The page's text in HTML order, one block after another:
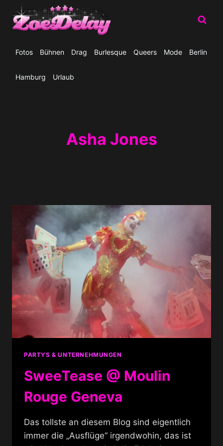
Inhalt
springen
Fotos Bühnen Drag Burlesque Queers Mode Berlin
Hamburg Urlaub
Asha Jones
PARTYS & UNTERNEHMUNGEN
SweeTease @ Moulin
Rouge Geneva
Das tollste an diesem Blog sind eigentlich
immer die „Ausflüge“ irgendwohin, das ist